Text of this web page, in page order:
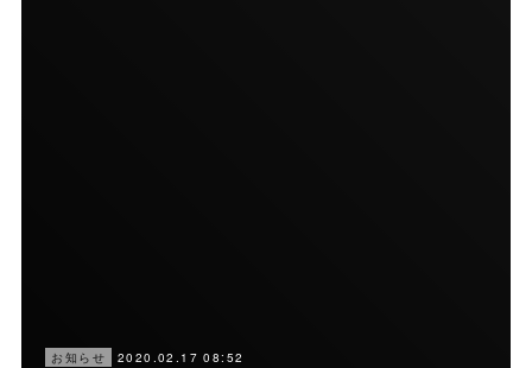
お知らせ 2020.02.17 08:52